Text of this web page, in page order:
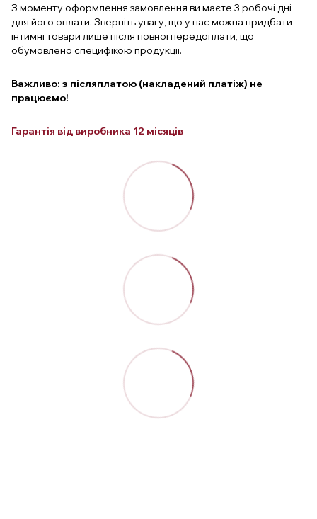
З моменту оформлення замовлення ви маєте 3 робочі дні
для його оплати. Зверніть увагу, що у нас можна придбати
інтимні товари лише після повної передоплати, що
обумовлено специфікою продукції.
Важливо: з післяплатою (накладений платіж) не
працюємо!
Гарантія від виробника 12 місяців